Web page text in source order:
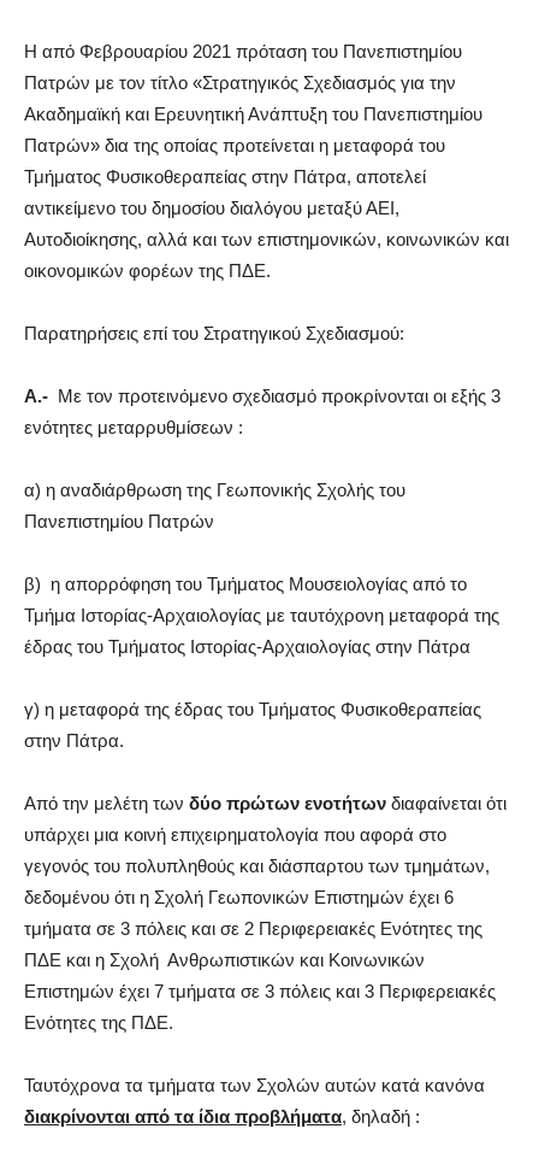
H από Φεβρουαρίου 2021 πρόταση του Πανεπιστημίου
Πατρών με τον τίτλο «Στρατηγικός Σχεδιασμός για την
Ακαδημαϊκή και Ερευνητική Ανάπτυξη του Πανεπιστημίου
Πατρών» δια της οποίας προτείνεται η μεταφορά του
Τμήματος Φυσικοθεραπείας στην Πάτρα, αποτελεί
αντικείμενο του δημοσίου διαλόγου μεταξύ ΑΕΙ,
Αυτοδιοίκησης, αλλά και των επιστημονικών, κοινωνικών και
οικονομικών φορέων της ΠΔΕ.
Παρατηρήσεις επί του Στρατηγικού Σχεδιασμού:
Α.- Με τον προτεινόμενο σχεδιασμό προκρίνονται οι εξής 3
ενότητες μεταρρυθμίσεων :
α) η αναδιάρθρωση της Γεωπονικής Σχολής του
Πανεπιστημίου Πατρών
β) η απορρόφηση του Τμήματος Μουσειολογίας από το
Τμήμα Ιστορίας-Αρχαιολογίας με ταυτόχρονη μεταφορά της
έδρας του Τμήματος Ιστορίας-Αρχαιολογίας στην Πάτρα
γ) η μεταφορά της έδρας του Τμήματος Φυσικοθεραπείας
στην Πάτρα.
Από την μελέτη των δύο πρώτων ενοτήτων διαφαίνεται ότι
υπάρχει μια κοινή επιχειρηματολογία που αφορά στο
γεγονός του πολυπληθούς και διάσπαρτου των τμημάτων,
δεδομένου ότι η Σχολή Γεωπονικών Επιστημών έχει 6
τμήματα σε 3 πόλεις και σε 2 Περιφερειακές Ενότητες της
ΠΔΕ και η Σχολή Ανθρωπιστικών και Κοινωνικών
Επιστημών έχει 7 τμήματα σε 3 πόλεις και 3 Περιφερειακές
Ενότητες της ΠΔΕ.
Ταυτόχρονα τα τμήματα των Σχολών αυτών κατά κανόνα
διακρίνονται από τα ίδια προβλήματα, δηλαδή :